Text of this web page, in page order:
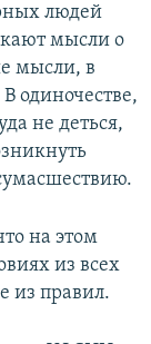
людей
мысли о
мысли, в
одиночестве,
не деться,
на этом
из всех
из правил.